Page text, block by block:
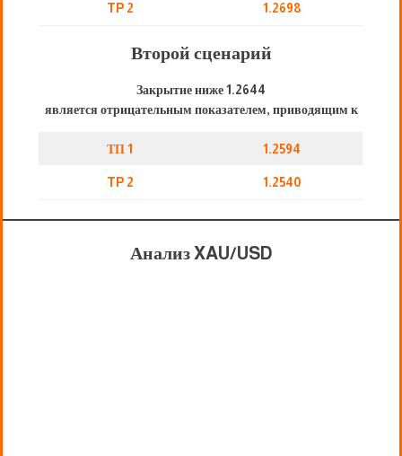
TP 2 1.2698
Второй сценарий
Закрытие ниже 1.2644
является отрицательным показателем, приводящим к
ТП 1 1.2594
TP 2 1.2540
Анализ XAU/USD